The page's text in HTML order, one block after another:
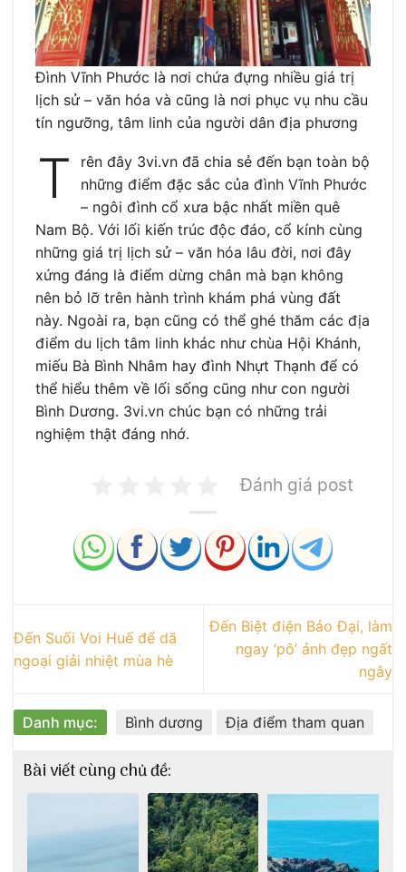
Đình Vĩnh Phước là nơi chứa đựng nhiều giá trị
lịch sử – văn hóa và cũng là nơi phục vụ nhu cầu
tín ngưỡng, tâm linh của người dân địa phương
T
rên đây 3vi.vn đã chia sẻ đến bạn toàn bộ
những điểm đặc sắc của đình Vĩnh Phước
– ngôi đình cổ xưa bậc nhất miền quê
Nam Bộ. Với lối kiến trúc độc đáo, cổ kính cùng
những giá trị lịch sử – văn hóa lâu đời, nơi đây
xứng đáng là điểm dừng chân mà bạn không
nên bỏ lỡ trên hành trình khám phá vùng đất
này. Ngoài ra, bạn cũng có thể ghé thăm các địa
điểm du lịch tâm linh khác như chùa Hội Khánh,
miếu Bà Bình Nhâm hay đình Nhựt Thạnh để có
thể hiểu thêm về lối sống cũng như con người
Bình Dương. 3vi.vn chúc bạn có những trải
nghiệm thật đáng nhớ.
Đánh giá post
Đến Suối Voi Huế để dã
ngoại giải nhiệt mùa hè
Đến Biệt điện Bảo Đại, làm
ngay ‘pô’ ảnh đẹp ngất
ngây
Danh mục: Bình dương Địa điểm tham quan
Bài viết cùng chủ đề: